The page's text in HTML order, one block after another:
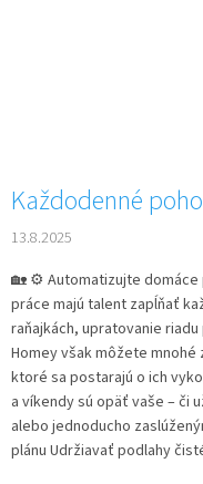
Každodenné
13.8.2025
🏡 ⚙️ Automatizujte domáce
práce majú talent zapĺňať
raňajkách, upratovanie
Homey však môžete
ktoré sa postarajú o ich
a víkendy sú opäť vaše – či
alebo jednoducho
plánu Udržiavať podlahy